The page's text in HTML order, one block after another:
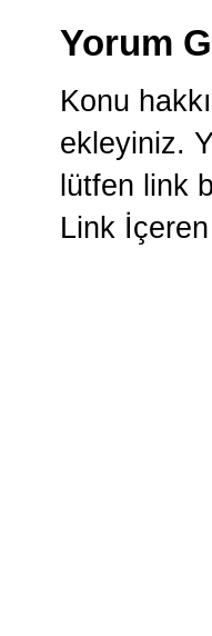
Yorum
Konu
ekleyiniz.
lütfen link
Link